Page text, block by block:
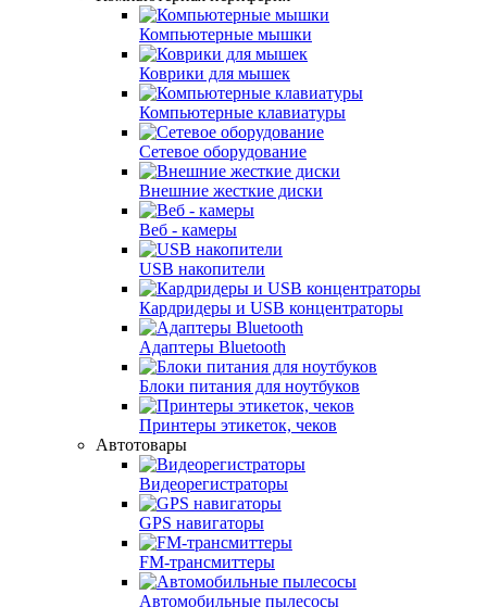
Компьютерные мышки
Коврики для мышек
Компьютерные клавиатуры
Сетевое оборудование
Внешние жесткие диски
Веб - камеры
USB накопители
Кардридеры и USB концентраторы
Адаптеры Bluetooth
Блоки питания для ноутбуков
Принтеры этикеток, чеков
Автотовары
Видеорегистраторы
GPS навигаторы
FM-трансмиттеры
Автомобильные пылесосы